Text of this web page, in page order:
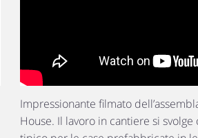
Impressionante filmato
House. Il lavoro in cantiere si